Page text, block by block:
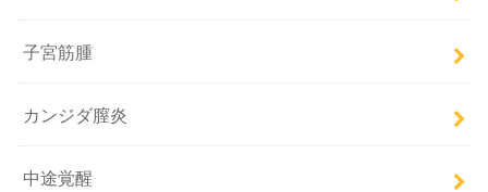
子宮筋腫
カンジダ膣炎
中途覚醒